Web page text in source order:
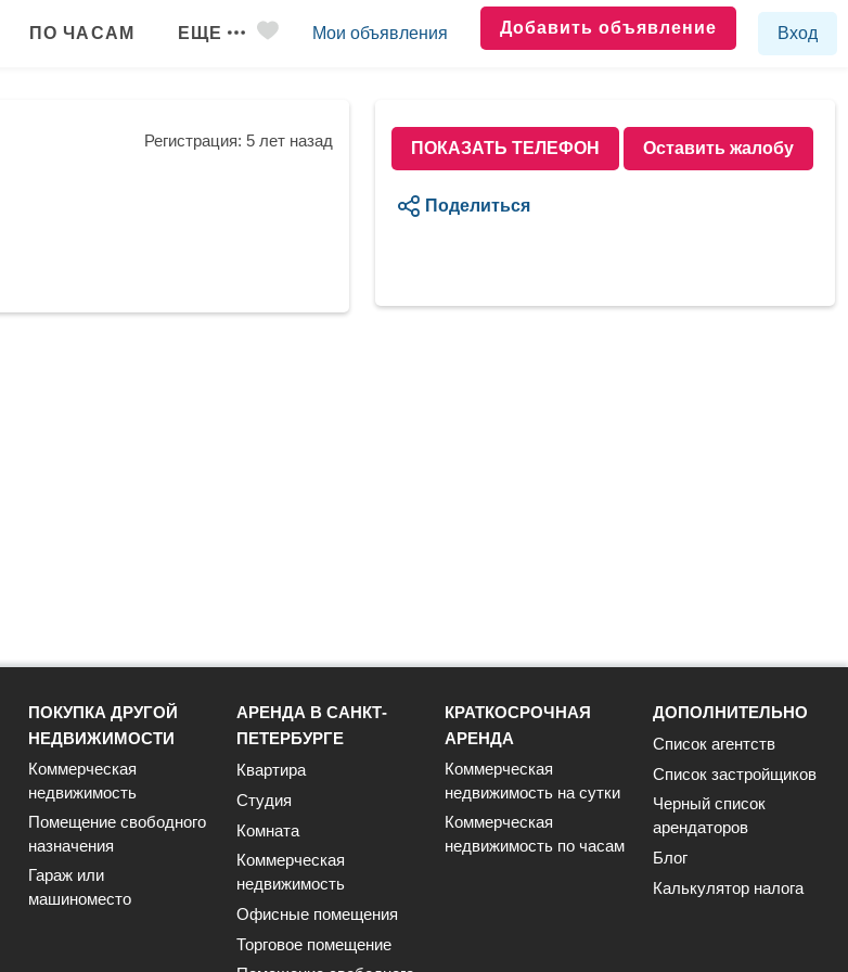
ПО ЧАСАМ ЕЩЕ Мои объявления Добавить объявление Вход
Регистрация: 5 лет назад ПОКАЗАТЬ ТЕЛЕФОН Оставить жалобу
Поделиться
ПОКУПКА ДРУГОЙ
НЕДВИЖИМОСТИ
Коммерческая
недвижимость
Помещение свободного
назначения
Гараж или
машиноместо
АРЕНДА В САНКТ-
ПЕТЕРБУРГЕ
Квартира
Студия
Комната
Коммерческая
недвижимость
Офисные помещения
Торговое помещение
КРАТКОСРОЧНАЯ
АРЕНДА
Коммерческая
недвижимость на сутки
Коммерческая
недвижимость по часам
ДОПОЛНИТЕЛЬНО
Список агентств
Список застройщиков
Черный список
арендаторов
Блог
Калькулятор налога